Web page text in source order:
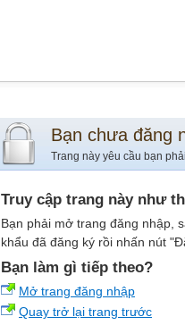
Bạn chưa đăng
Trang này yêu cầu bạn
Truy cập trang này như
Bạn phải mở trang đăng nhập,
khẩu đã đăng ký rồi nhấn nút
Bạn làm gì tiếp theo?
Mở trang đăng nhập
Quay trở lại trang trước